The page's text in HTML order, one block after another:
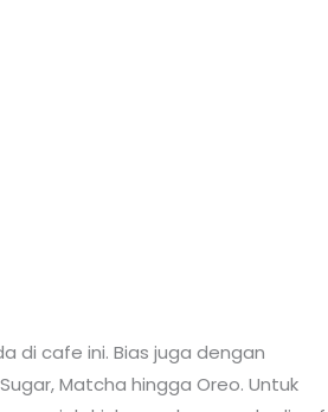
di cafe ini. Bias juga dengan
Matcha hingga Oreo. Untuk